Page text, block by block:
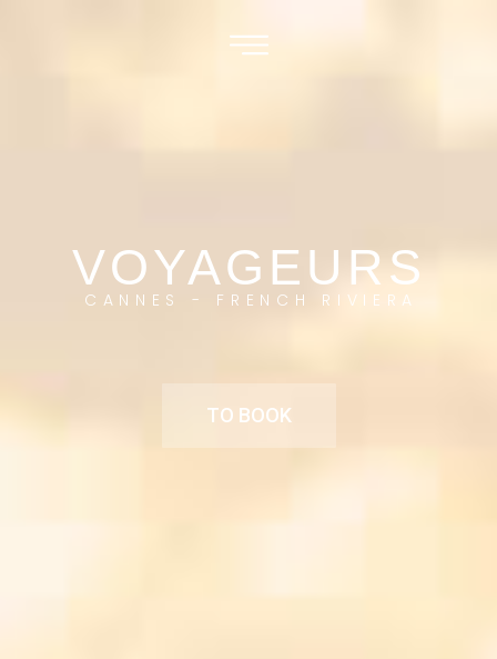
VOYAGEURS
CANNES - FRENCH RIVIERA
TO BOOK